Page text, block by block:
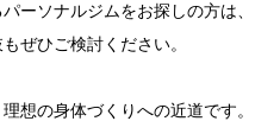
ーソナルジムをお探しの方は、
ぜひご検討ください。
想の身体づくりへの近道です。